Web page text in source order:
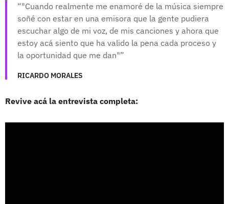
"Cuando realmente me enamoré de la música siempre
soñé con estar en una emisora que la gente pudiera
escuchar algo de mi voz, de mis canciones y ahora que
estoy acá siento que ha valido la pena cada proceso y
la oportunidad que me dan"
RICARDO MORALES
Revive acá la entrevista completa: